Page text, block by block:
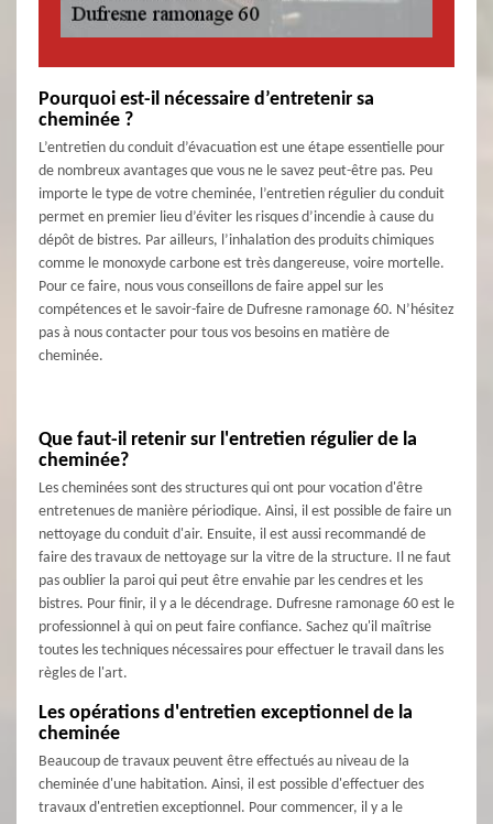
Pourquoi est-il nécessaire d’entretenir sa
cheminée ?
L’entretien du conduit d’évacuation est une étape essentielle pour
de nombreux avantages que vous ne le savez peut-être pas. Peu
importe le type de votre cheminée, l’entretien régulier du conduit
permet en premier lieu d’éviter les risques d’incendie à cause du
dépôt de bistres. Par ailleurs, l’inhalation des produits chimiques
comme le monoxyde carbone est très dangereuse, voire mortelle.
Pour ce faire, nous vous conseillons de faire appel sur les
compétences et le savoir-faire de Dufresne ramonage 60. N’hésitez
pas à nous contacter pour tous vos besoins en matière de
cheminée.
Que faut-il retenir sur l'entretien régulier de la
cheminée?
Les cheminées sont des structures qui ont pour vocation d'être
entretenues de manière périodique. Ainsi, il est possible de faire un
nettoyage du conduit d'air. Ensuite, il est aussi recommandé de
faire des travaux de nettoyage sur la vitre de la structure. Il ne faut
pas oublier la paroi qui peut être envahie par les cendres et les
bistres. Pour finir, il y a le décendrage. Dufresne ramonage 60 est le
professionnel à qui on peut faire confiance. Sachez qu'il maîtrise
toutes les techniques nécessaires pour effectuer le travail dans les
règles de l'art.
Les opérations d'entretien exceptionnel de la
cheminée
Beaucoup de travaux peuvent être effectués au niveau de la
cheminée d'une habitation. Ainsi, il est possible d'effectuer des
travaux d'entretien exceptionnel. Pour commencer, il y a le